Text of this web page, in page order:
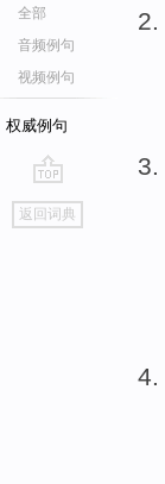
全部
音频例句
视频例句
权威例句
go
top
返回词典